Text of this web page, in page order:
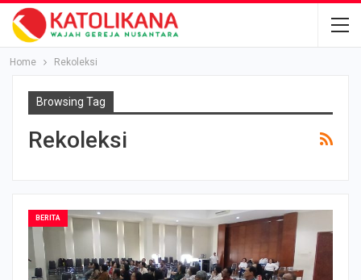
Home Rekoleksi
Browsing Tag
Rekoleksi
BERITA